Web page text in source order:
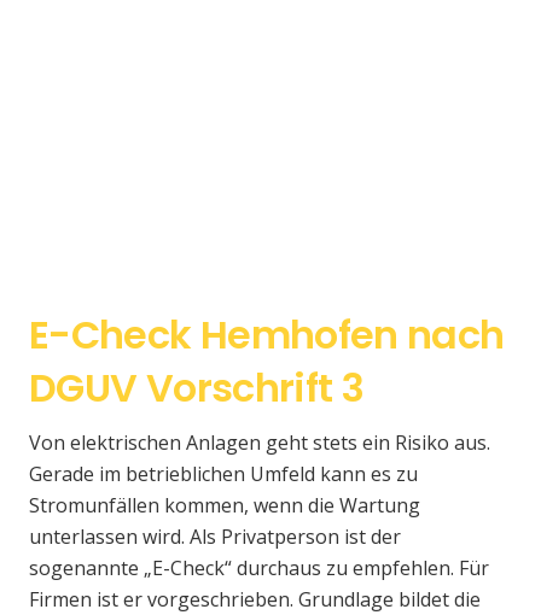
E-Check Hemhofen nach
DGUV Vorschrift 3
Von elektrischen Anlagen geht stets ein Risiko aus.
Gerade im betrieblichen Umfeld kann es zu
Stromunfällen kommen, wenn die Wartung
unterlassen wird. Als Privatperson ist der
sogenannte „E-Check“ durchaus zu empfehlen. Für
Firmen ist er vorgeschrieben. Grundlage bildet die